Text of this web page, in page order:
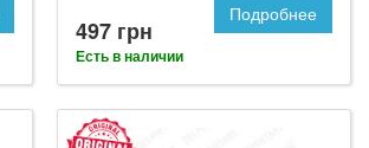
497 грн
Есть в наличии
Подробнее